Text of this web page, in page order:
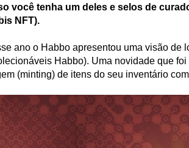
você tenha um deles e selos de
NFT).
ano o Habbo apresentou uma visão de
Habbo). Uma novidade que
(minting) de itens do seu inventário